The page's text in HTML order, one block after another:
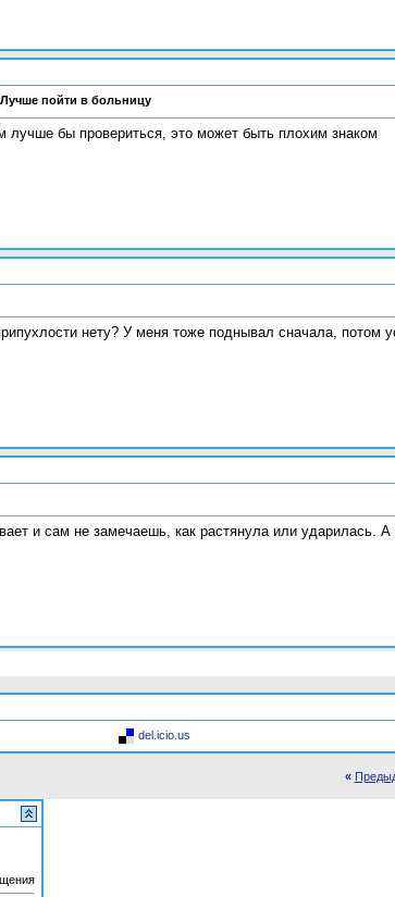
Лучше пойти в больницу
лучше бы провериться, это может быть плохим знаком
нету? У меня тоже поднывал сначала, потом
и сам не замечаешь, как растянула или ударилась.
del.icio.us
«